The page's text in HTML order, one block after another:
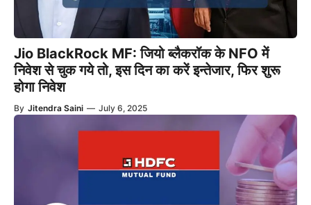
Jio BlackRock MF: जियो ब्लैकरॉक के NFO में
निवेश से चुक गये तो, इस दिन का करें इन्तेजार, फिर शुरू
होगा निवेश
By Jitendra Saini — July 6, 2025